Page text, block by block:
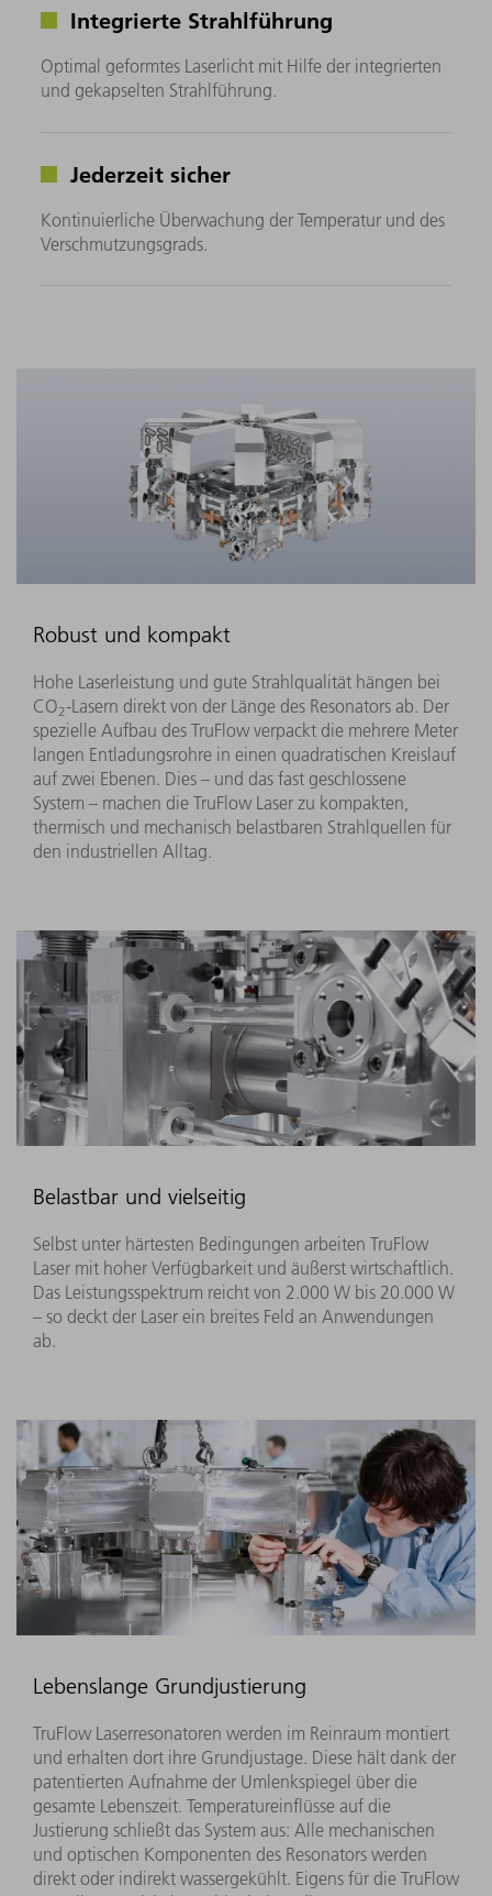
Integrierte Strahlführung
Optimal geformtes Laserlicht mit Hilfe der integrierten
und gekapselten Strahlführung.
Jederzeit sicher
Kontinuierliche Überwachung der Temperatur und des
Verschmutzungsgrads.
Robust und kompakt
Hohe Laserleistung und gute Strahlqualität hängen bei
CO2-Lasern direkt von der Länge des Resonators ab. Der
spezielle Aufbau des TruFlow verpackt die mehrere Meter
langen Entladungsrohre in einen quadratischen Kreislauf
auf zwei Ebenen. Dies – und das fast geschlossene
System – machen die TruFlow Laser zu kompakten,
thermisch und mechanisch belastbaren Strahlquellen für
den industriellen Alltag.
Belastbar und vielseitig
Selbst unter härtesten Bedingungen arbeiten TruFlow
Laser mit hoher Verfügbarkeit und äußerst wirtschaftlich.
Das Leistungsspektrum reicht von 2.000 W bis 20.000 W
– so deckt der Laser ein breites Feld an Anwendungen
ab.
Lebenslange Grundjustierung
TruFlow Laserresonatoren werden im Reinraum montiert
und erhalten dort ihre Grundjustage. Diese hält dank der
patentierten Aufnahme der Umlenkspiegel über die
gesamte Lebenszeit. Temperatureinflüsse auf die
Justierung schließt das System aus: Alle mechanischen
und optischen Komponenten des Resonators werden
direkt oder indirekt wassergekühlt. Eigens für die TruFlow